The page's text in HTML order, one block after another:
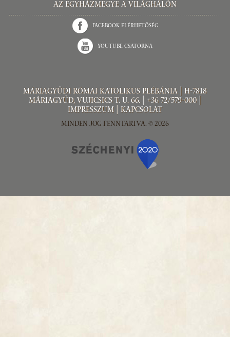
Az Egyházmegye a világhálón
Facebook elérhetőség
Youtube csatorna
Máriagyűdi Római Katolikus Plébánia | H-7818
Máriagyűd, Vujicsics T. u. 66. | +36 72/579-000 |
Impresszum
Kapcsolat
Minden jog fenntartva. © 2026